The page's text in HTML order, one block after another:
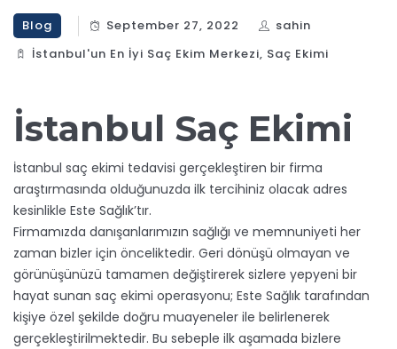
Blog September 27, 2022
sahin
İstanbul'un En İyi Saç Ekim Merkezi, Saç Ekimi
İstanbul Saç Ekimi
İstanbul saç ekimi tedavisi gerçekleştiren bir firma
araştırmasında olduğunuzda ilk tercihiniz olacak adres
kesinlikle Este Sağlık’tır.
Firmamızda danışanlarımızın sağlığı ve memnuniyeti her
zaman bizler için önceliktedir. Geri dönüşü olmayan ve
görünüşünüzü tamamen değiştirerek sizlere yepyeni bir
hayat sunan saç ekimi operasyonu; Este Sağlık tarafından
kişiye özel şekilde doğru muayeneler ile belirlenerek
gerçekleştirilmektedir. Bu sebeple ilk aşamada bizlere